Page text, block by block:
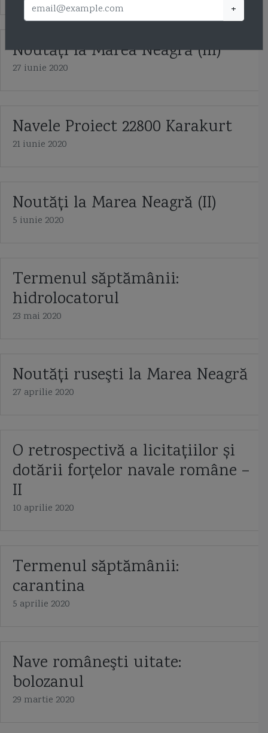
Noutăţi la Marea Neagră (III)
27 iunie 2020
Navele Proiect 22800 Karakurt
21 iunie 2020
Noutăți la Marea Neagră (II)
5 iunie 2020
Termenul săptămânii:
hidrolocatorul
23 mai 2020
Noutăţi ruseşti la Marea Neagră
27 aprilie 2020
O retrospectivă a licitațiilor și
dotării forțelor navale române –
II
10 aprilie 2020
Termenul săptămânii:
carantina
5 aprilie 2020
Nave româneşti uitate:
bolozanul
29 martie 2020
+